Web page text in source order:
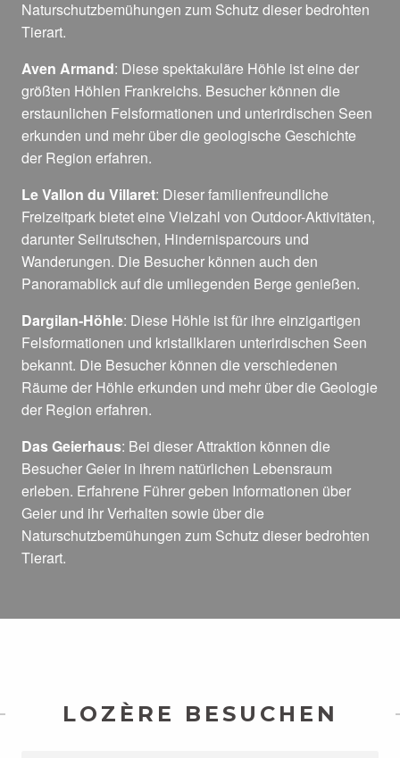
Naturschutzbemühungen zum Schutz dieser bedrohten
Tierart.
Aven Armand: Diese spektakuläre Höhle ist eine der
größten Höhlen Frankreichs. Besucher können die
erstaunlichen Felsformationen und unterirdischen Seen
erkunden und mehr über die geologische Geschichte
der Region erfahren.
Le Vallon du Villaret: Dieser familienfreundliche
Freizeitpark bietet eine Vielzahl von Outdoor-Aktivitäten,
darunter Seilrutschen, Hindernisparcours und
Wanderungen. Die Besucher können auch den
Panoramablick auf die umliegenden Berge genießen.
Dargilan-Höhle: Diese Höhle ist für ihre einzigartigen
Felsformationen und kristallklaren unterirdischen Seen
bekannt. Die Besucher können die verschiedenen
Räume der Höhle erkunden und mehr über die Geologie
der Region erfahren.
Das Geierhaus: Bei dieser Attraktion können die
Besucher Geier in ihrem natürlichen Lebensraum
erleben. Erfahrene Führer geben Informationen über
Geier und ihr Verhalten sowie über die
Naturschutzbemühungen zum Schutz dieser bedrohten
Tierart.
LOZÈRE BESUCHEN